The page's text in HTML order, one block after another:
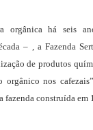
orgânica há seis
– , a Fazenda
de produtos
orgânico nos
fazenda construída em